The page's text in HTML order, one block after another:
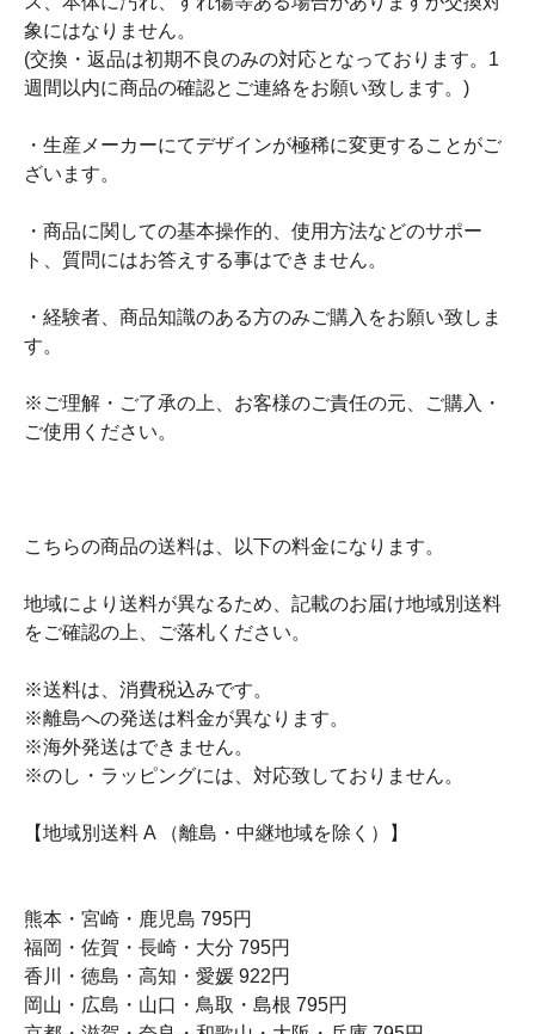
象にはなりません。
(交換・返品は初期不良のみの対応となっております。1
週間以内に商品の確認とご連絡をお願い致します。)
・生産メーカーにてデザインが極稀に変更することがご
ざいます。
・商品に関しての基本操作的、使用方法などのサポー
ト、質問にはお答えする事はできません。
・経験者、商品知識のある方のみご購入をお願い致しま
す。
※ご理解・ご了承の上、お客様のご責任の元、ご購入・
ご使用ください。
こちらの商品の送料は、以下の料金になります。
地域により送料が異なるため、記載のお届け地域別送料
をご確認の上、ご落札ください。
※送料は、消費税込みです。
※離島への発送は料金が異なります。
※海外発送はできません。
※のし・ラッピングには、対応致しておりません。
【地域別送料 A （離島・中継地域を除く）】
熊本・宮崎・鹿児島 795円
福岡・佐賀・長崎・大分 795円
香川・徳島・高知・愛媛 922円
岡山・広島・山口・鳥取・島根 795円